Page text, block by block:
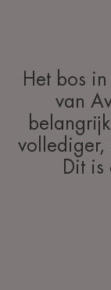
Het bos
van
vollediger,
Dit is